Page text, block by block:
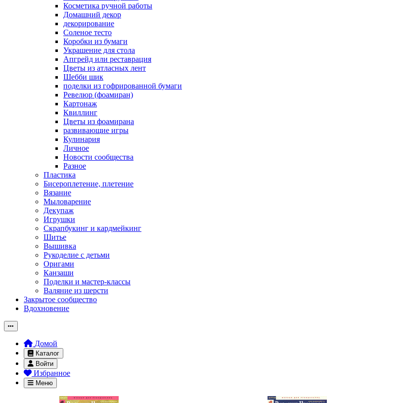
Косметика ручной работы
Домашний декор
декорирование
Соленое тесто
Коробки из бумаги
Украшение для стола
Апгрейд или реставрация
Цветы из атласных лент
Шебби шик
поделки из гофрированной бумаги
Ревелюр (фоамиран)
Картонаж
Квиллинг
Цветы из фоамирана
развивающие игры
Кулинария
Личное
Новости сообщества
Разное
Пластика
Бисероплетение, плетение
Вязание
Мыловарение
Декупаж
Игрушки
Скрапбукинг и кардмейкинг
Шитье
Вышивка
Рукоделие с детьми
Оригами
Канзаши
Поделки и мастер-классы
Валяние из шерсти
Закрытое сообщество
Вдохновение
Домой
Каталог
Войти
Избранное
Меню